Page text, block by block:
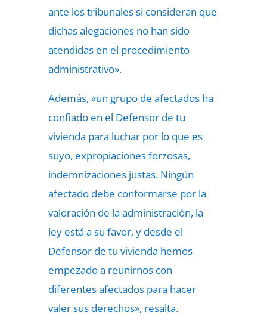
ante los tribunales si consideran que
dichas alegaciones no han sido
atendidas en el procedimiento
administrativo».
Además, «un grupo de afectados ha
confiado en el Defensor de tu
vivienda para luchar por lo que es
suyo, expropiaciones forzosas,
indemnizaciones justas. Ningún
afectado debe conformarse por la
valoración de la administración, la
ley está a su favor, y desde el
Defensor de tu vivienda hemos
empezado a reunirnos con
diferentes afectados para hacer
valer sus derechos», resalta.